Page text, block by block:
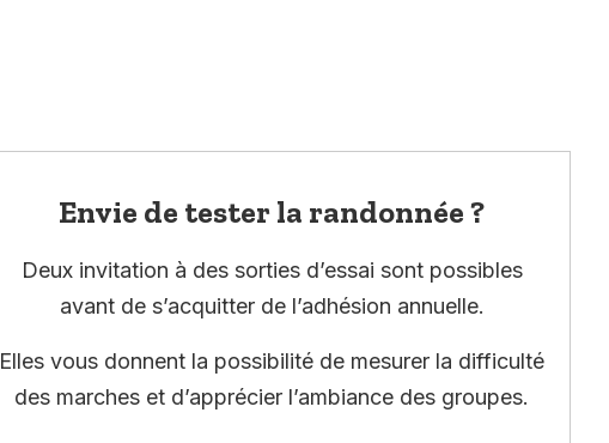
Envie de tester la randonnée ?
Deux invitation à des sorties d’essai sont possibles
avant de s’acquitter de l’adhésion annuelle.
Elles vous donnent la possibilité de mesurer la difficulté
des marches et d’apprécier l’ambiance des groupes.